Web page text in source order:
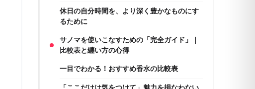
休日の自分時間を、より深く豊かなものにす
るために
サノマを使いこなすための「完全ガイド」｜
比較表と纏い方の心得
一目でわかる！おすすめ香水の比較表